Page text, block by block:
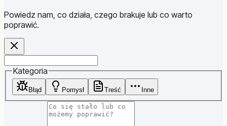
Powiedz nam, co działa, czego brakuje lub co warto
poprawić.
Website
Kategoria
Błąd Pomysł Treść Inne